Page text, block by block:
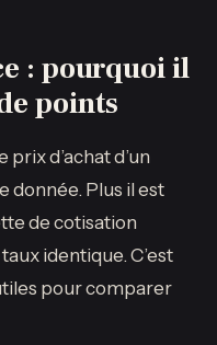
: pourquoi il
points
prix d’achat d’un
donnée. Plus il est
de cotisation
identique. C’est
pour comparer